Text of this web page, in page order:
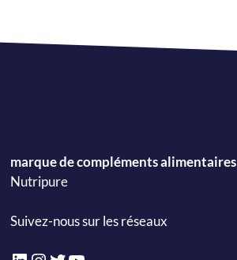
marque de compléments alimentaires
Nutripure
Suivez-nous sur les réseaux